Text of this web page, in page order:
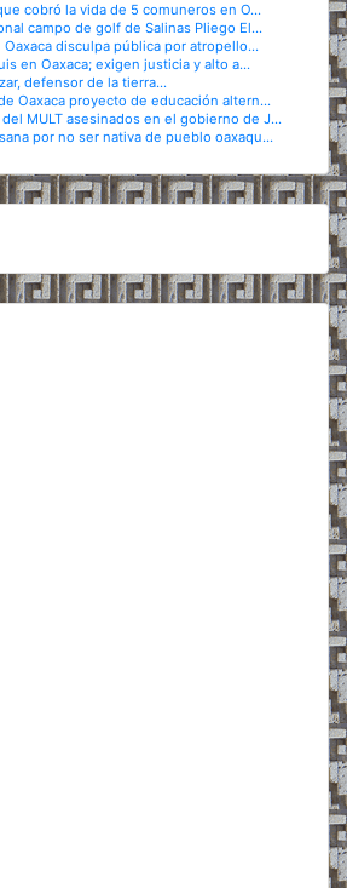
cobró la vida de 5 comuneros en O...
campo de golf de Salinas Pliego El...
disculpa pública por atropello...
en Oaxaca; exigen justicia y alto a...
defensor de la tierra...
Oaxaca proyecto de educación altern...
MULT asesinados en el gobierno de J...
por no ser nativa de pueblo oaxaqu...